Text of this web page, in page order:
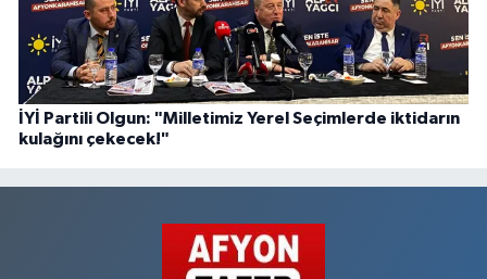
İYİ Partili Olgun: "Milletimiz Yerel Seçimlerde iktidarın
kulağını çekecek!"